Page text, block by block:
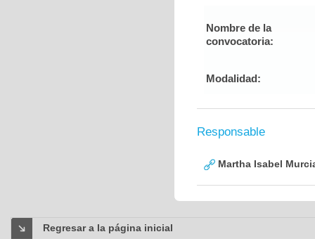
Nombre de la
convocatoria:
Modalidad:
Responsable
Martha Isabel
Regresar a la página inicial